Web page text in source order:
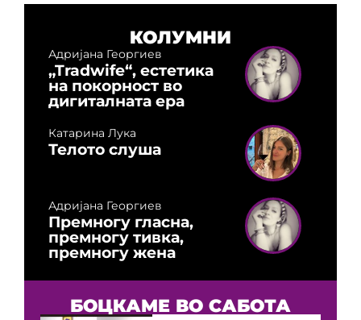
КОЛУМНИ
Адријана Георгиев
„Tradwife“, естетика
на покорност во
дигиталната ера
Катарина Лука
Телото слуша
Адријана Георгиев
Премногу гласна,
премногу тивка,
премногу жена
БОЦКАМЕ ВО САБОТА